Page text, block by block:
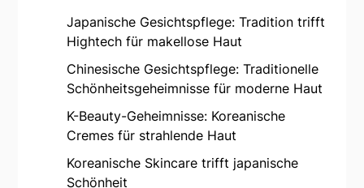
Japanische Gesichtspflege: Tradition trifft
Hightech für makellose Haut
Chinesische Gesichtspflege: Traditionelle
Schönheitsgeheimnisse für moderne Haut
K-Beauty-Geheimnisse: Koreanische
Cremes für strahlende Haut
Koreanische Skincare trifft japanische
Schönheit